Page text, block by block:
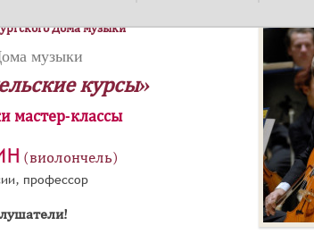
Дома музыки
музыки
курсы»
мастер-классы
(виолончель)
профессор